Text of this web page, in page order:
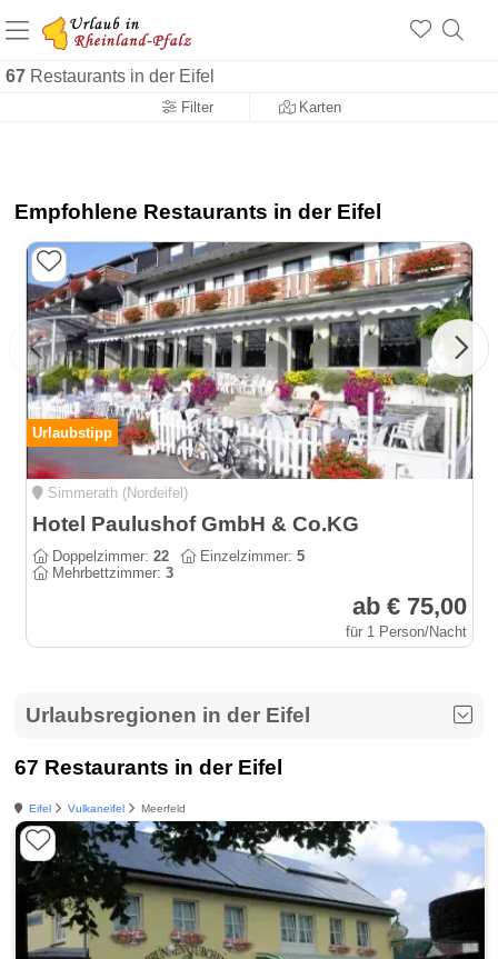
67 Restaurants in der Eifel
Filter Karten
+1.500 Unterkünfte in Rheinland-Pfalz
+1.000 Sehenswürdigkeiten
Empfohlene Restaurants in der Eifel
Urlaubstipp
Simmerath (Nordeifel)
Hotel Paulushof GmbH & Co.KG
Doppelzimmer:22 Einzelzimmer:5
Mehrbettzimmer:3
ab € 75,00
für 1 Person/Nacht
Urlaubsregionen in der Eifel
67 Restaurants in der Eifel
Eifel Vulkaneifel Meerfeld